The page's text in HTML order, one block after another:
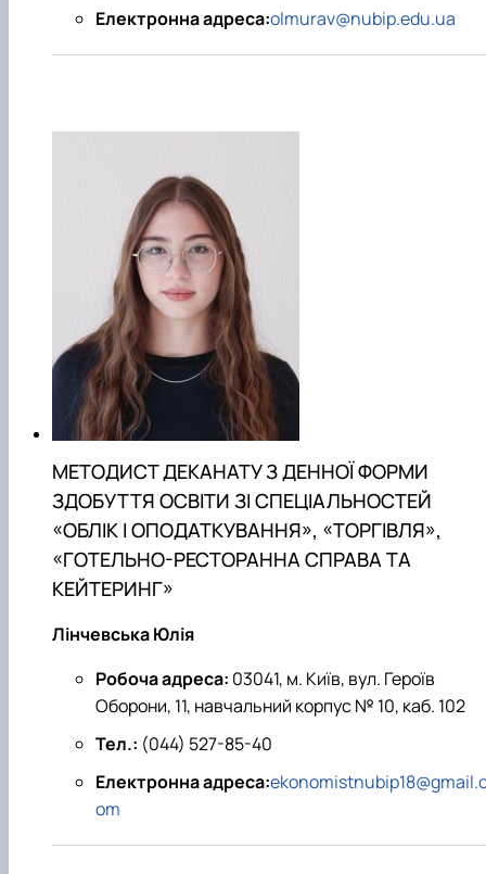
Електронна адреса:olmurav@nubip.edu.ua
МЕТОДИСТ ДЕКАНАТУ З ДЕННОЇ ФОРМИ
ЗДОБУТТЯ ОСВІТИ ЗІ СПЕЦІАЛЬНОСТЕЙ
«ОБЛІК І ОПОДАТКУВАННЯ», «ТОРГІВЛЯ»,
«ГОТЕЛЬНО-РЕСТОРАННА СПРАВА ТА
КЕЙТЕРИНГ»
Лінчевська Юлія
Робоча адреса: 03041, м. Київ, вул. Героїв
Оборони, 11, навчальний корпус № 10, каб. 102
Тел.: (044) 527-85-40
Електронна адреса:
om